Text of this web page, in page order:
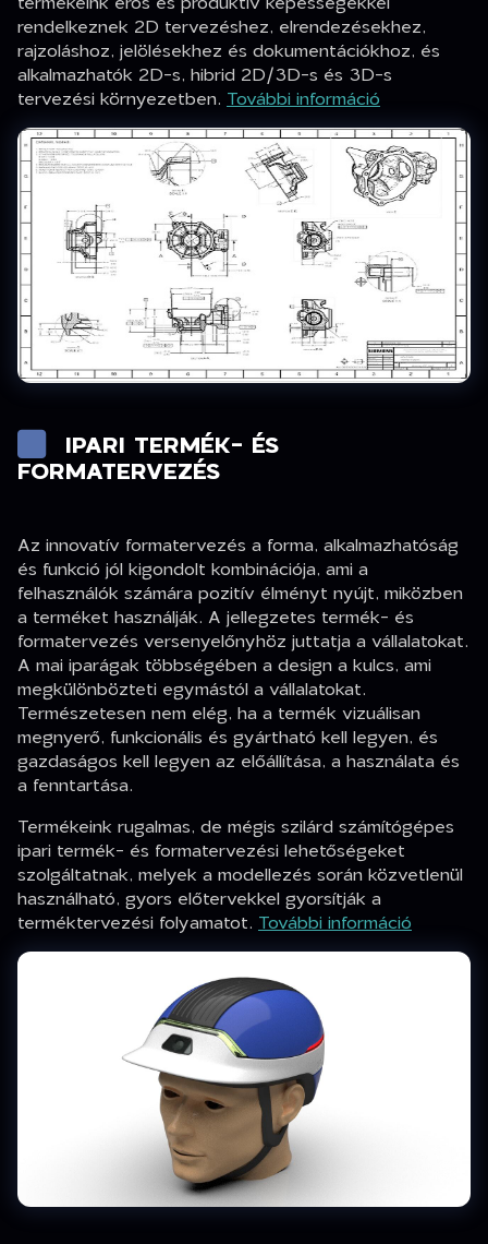
rendelkeznek 2D tervezéshez, elrendezésekhez,
rajzoláshoz, jelölésekhez és dokumentációkhoz, és
alkalmazhatók 2D-s, hibrid 2D/3D-s és 3D-s
tervezési környezetben. További információ
IPARI TERMÉK- ÉS
FORMATERVEZÉS
Az innovatív formatervezés a forma, alkalmazhatóság
és funkció jól kigondolt kombinációja, ami a
felhasználók számára pozitív élményt nyújt, miközben
a terméket használják. A jellegzetes termék- és
formatervezés versenyelőnyhöz juttatja a vállalatokat.
A mai iparágak többségében a design a kulcs, ami
megkülönbözteti egymástól a vállalatokat.
Természetesen nem elég, ha a termék vizuálisan
megnyerő, funkcionális és gyártható kell legyen, és
gazdaságos kell legyen az előállítása, a használata és
a fenntartása.
Termékeink rugalmas, de mégis szilárd számítógépes
ipari termék- és formatervezési lehetőségeket
szolgáltatnak, melyek a modellezés során közvetlenül
használható, gyors előtervekkel gyorsítják a
terméktervezési folyamatot. További információ